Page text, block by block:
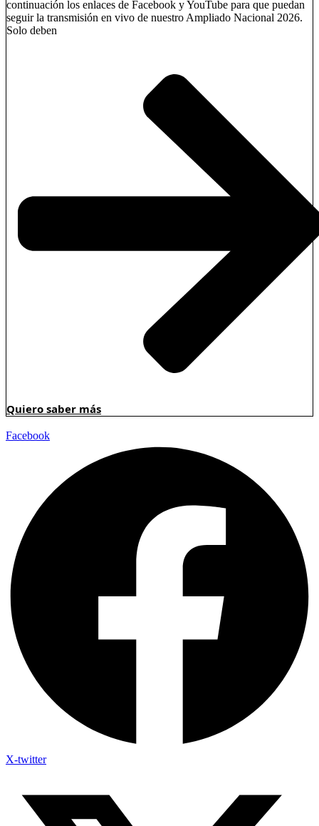
continuación los enlaces de Facebook y YouTube para que puedan
seguir la transmisión en vivo de nuestro Ampliado Nacional 2026.
Solo deben
Quiero saber más
Facebook
X-twitter